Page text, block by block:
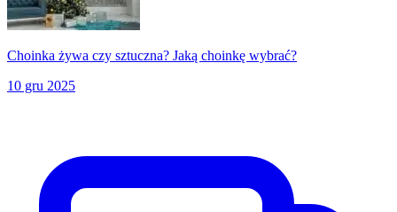
Choinka żywa czy sztuczna? Jaką choinkę wybrać?
10 gru 2025